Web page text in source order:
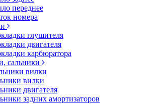
переднее
номера
глушителя
двигателя
карбюратора
сальники
вилки
вилки
двигателя
задних амортизаторов